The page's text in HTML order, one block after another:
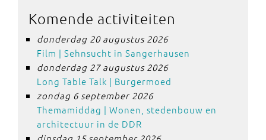
Komende activiteiten
donderdag 20 augustus 2026
Film | Sehnsucht in Sangerhausen
donderdag 27 augustus 2026
Long Table Talk | Burgermoed
zondag 6 september 2026
Themamiddag | Wonen, stedenbouw en
architectuur in de DDR